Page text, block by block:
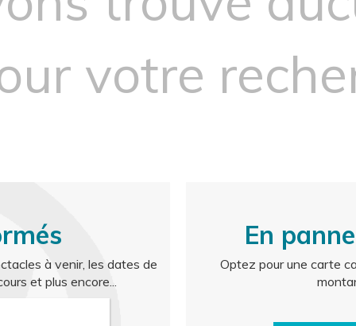
votre
à venir, les dates de
et plus encore...
En
Optez pour une carte